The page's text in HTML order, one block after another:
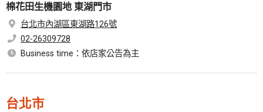
棉花田生機園地 東湖門市
台北市內湖區東湖路126號
02-26309728
Business time：依店家公告為主
台北市